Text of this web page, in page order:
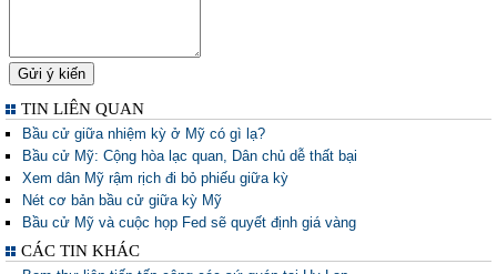
TIN LIÊN QUAN
Bầu cử giữa nhiệm kỳ ở Mỹ có gì lạ?
Bầu cử Mỹ: Cộng hòa lạc quan, Dân chủ dễ thất bại
Xem dân Mỹ rậm rịch đi bỏ phiếu giữa kỳ
Nét cơ bản bầu cử giữa kỳ Mỹ
Bầu cử Mỹ và cuộc họp Fed sẽ quyết định giá vàng
CÁC TIN KHÁC